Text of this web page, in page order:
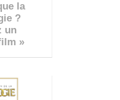
la
?
un
»